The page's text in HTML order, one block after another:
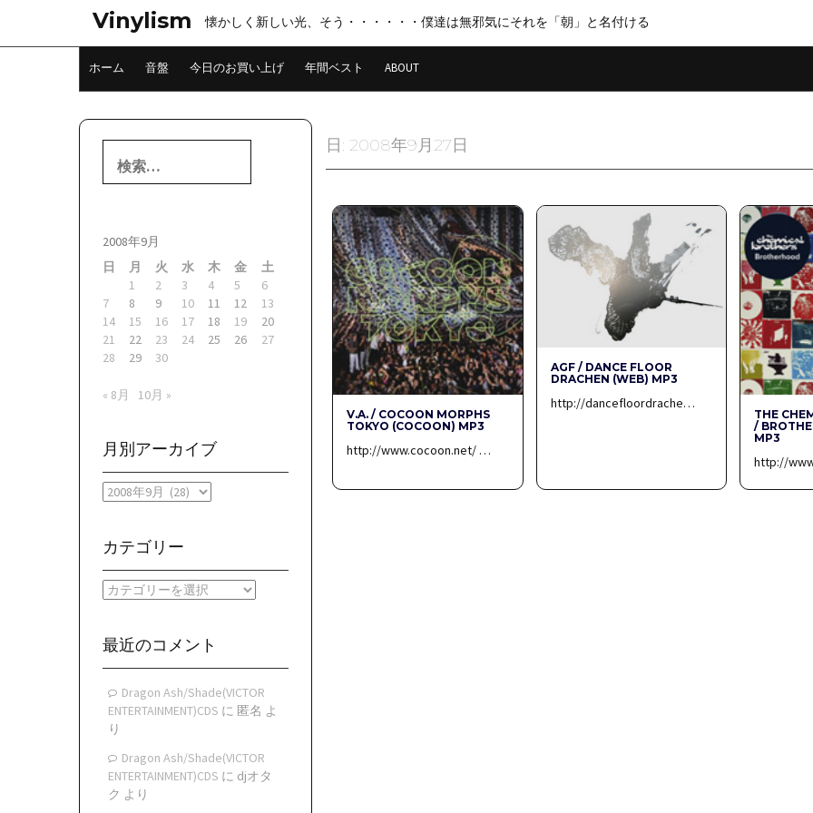
テ
Vinylism 懐かしく新しい光、そう・・・・・・僕達は無邪気にそれを「朝」と名付ける
ホーム 音盤 今日のお買い上げ 年間ベスト ABOUT
日: 2008年9月27日
V.A. / COCOON MORPHS
TOKYO (COCOON) MP3
http://www.cocoon.net/ …
AGF / DANCE FLOOR
DRACHEN (WEB) MP3
http://dancefloordrache…
THE
/
MP3
http://
索:
2008年9月
日
月 火 水 木 金
土
1
2 3 4 5
6
7
8 9 10 11 12
13
14
15 16 17 18 19
20
21
22 23 24 25 26
27
28
29 30
« 8月 10月 »
月別アーカイブ
月
ー
イ
ブ
カテゴリー
カ
リ
最近のコメント
Dragon Ash/Shade(VICTOR
ENTERTAINMENT)CDS に 匿名 よ
り
Dragon Ash/Shade(VICTOR
ENTERTAINMENT)CDS に djオタ
ク より